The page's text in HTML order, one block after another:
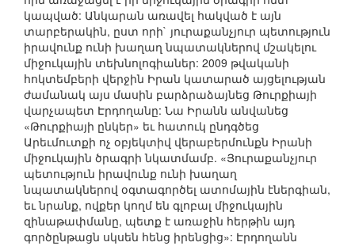
կապված: Անկարան առավել հակված է այն
տարբերակին, ըստ որի` յուրաքանչյուր պետություն
իրավունք ունի խաղաղ նպատակներով մշակելու
միջուկային տեխնոլոգիաներ: 2009 թվականի
հոկտեմբերի վերջին Իրան կատարած այցելության
ժամանակ այս մասին բարձրաձայնեց Թուրքիայի
վարչապետ Էրդողանը: Նա Իրանն անվանեց
«Թուրքիայի ընկեր» եւ հատուկ ընդգծեց
Արեւմուտքի ոչ օբյեկտիվ վերաբերմունքն Իրանի
միջուկային ծրագրի նկատմամբ. «Յուրաքանչյուր
պետություն իրավունք ունի խաղաղ
նպատակներով օգտագործել ատոմային էներգիան,
եւ նրանք, ովքեր կողմ են գլոբալ միջուկային
զինաթափմանը, պետք է առաջին հերթին այդ
գործընթացն սկսեն հենց իրենցից»: Էրդողանն